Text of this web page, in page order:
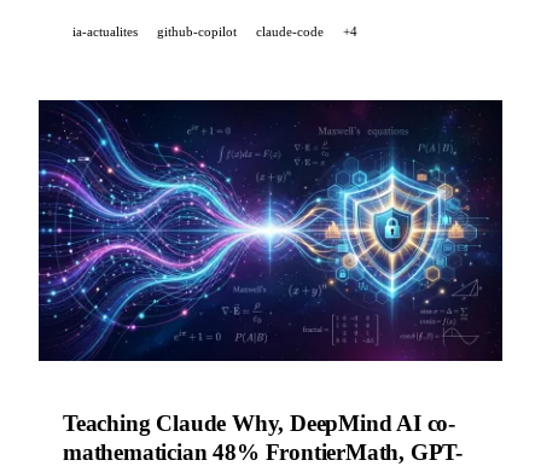
ia-actualites github-copilot claude-code +4
Teaching Claude Why, DeepMind AI co-
mathematician 48% FrontierMath, GPT-